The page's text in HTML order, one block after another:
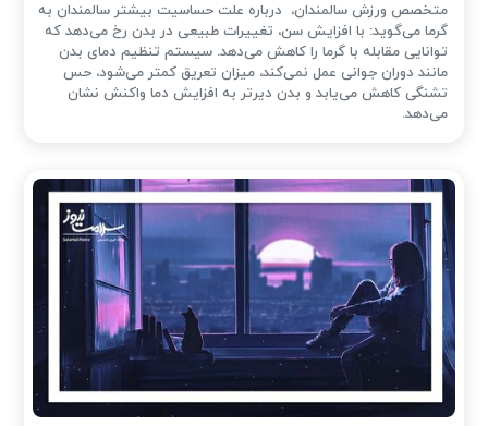
متخصص ورزش سالمندان، درباره علت حساسیت بیشتر سالمندان به
گرما می‌گوید: با افزایش سن، تغییرات طبیعی در بدن رخ می‌دهد که
توانایی مقابله با گرما را کاهش می‌دهد. سیستم تنظیم دمای بدن
مانند دوران جوانی عمل نمی‌کند، میزان تعریق کمتر می‌شود، حس
تشنگی کاهش می‌یابد و بدن دیرتر به افزایش دما واکنش نشان
می‌دهد.